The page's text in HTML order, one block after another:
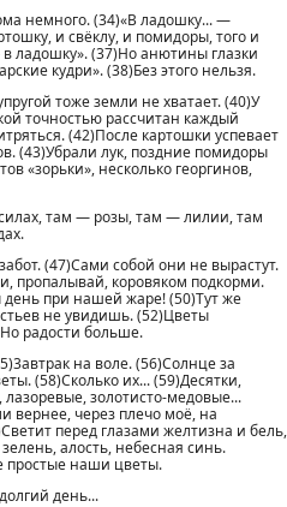
немного. (34)«В ладошку... —
и свёклу, и помидоры, того и
ладошку». (37)Но анютины глазки
кудри». (38)Без этого нельзя.
тоже земли не хватает. (40)У
точностью рассчитан каждый
(42)После картошки успевает
(43)Убрали лук, поздние помидоры
«зорьки», несколько георгинов,
там — розы, там — лилии, там
(47)Сами собой они не вырастут.
пропалывай, коровяком подкорми.
день при нашей жаре! (50)Тут же
не увидишь. (52)Цветы
радости больше.
на воле. (56)Солнце за
(58)Сколько их... (59)Десятки,
золотисто-медовые...
вернее, через плечо моё, на
перед глазами желтизна и бель,
алость, небесная синь.
простые наши цветы.
день...